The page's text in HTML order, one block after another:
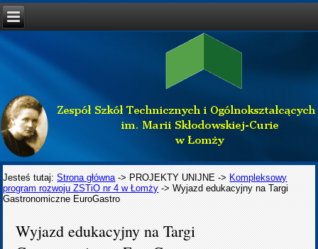
Jesteś tutaj:Strona główna -> PROJEKTY UNIJNE -> Kompleksowy
program rozwoju ZSTiO nr 4 w Łomży ->Wyjazd edukacyjny na Targi
Gastronomiczne EuroGastro
Wyjazd edukacyjny na Targi